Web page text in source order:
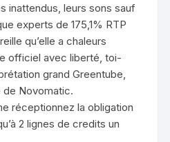
inattendus, leurs sons sauf
experts de 175,1% RTP
qu’elle a chaleurs
officiel avec liberté, toi-
grand Greentube,
Novomatic.
réceptionnez la obligation
2 lignes de credits un